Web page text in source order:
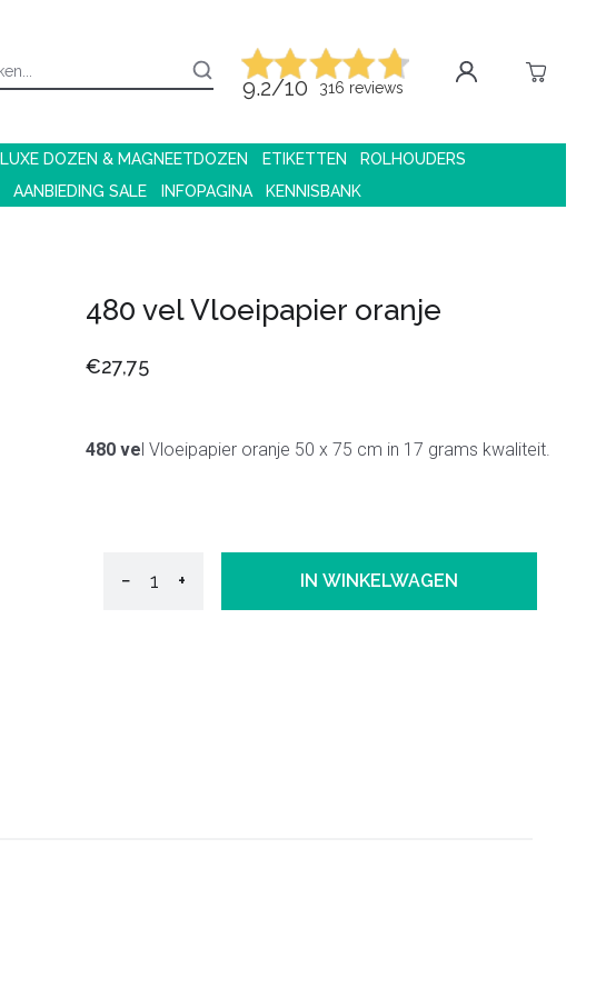
9.2/10 316 reviews
LUXE DOZEN & MAGNEETDOZEN ETIKETTEN
ROLHOUDERS
AANBIEDING SALE INFOPAGINA KENNISBANK
480 vel Vloeipapier oranje
€27,75
480 vel Vloeipapier oranje 50 x 75 cm in 17 grams kwaliteit.
− + IN WINKELWAGEN